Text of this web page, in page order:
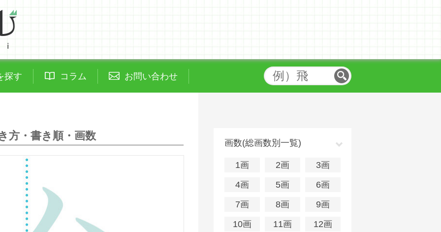
探す コラム お問い合わせ
方・書き順・画数
画数(総画数別一覧)
1画 2画
3画
4画
5画
6画
7画
8画
9画
10画
11画
12画